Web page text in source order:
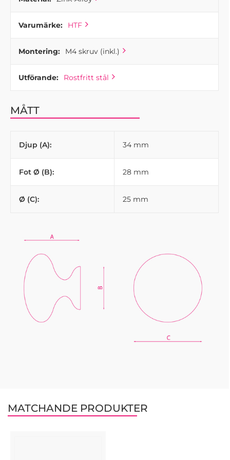
Varumärke: HTF
Montering: M4 skruv (inkl.)
Utförande: Rostfritt stål
MÅTT
Djup (A): 34 mm
Fot Ø (B): 28 mm
Ø (C): 25 mm
MATCHANDE PRODUKTER